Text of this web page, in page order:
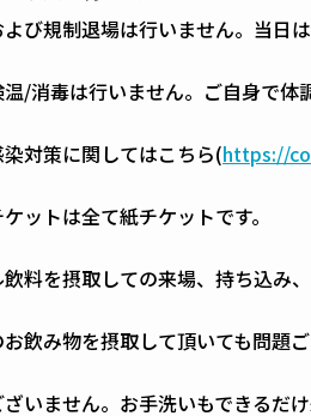
び規制退場は行いません。当日
/消毒は行いません。ご自身で体
対策に関してはこちら(https://
ットは全て紙チケットです。
料を摂取しての来場、持ち込み
飲み物を摂取して頂いても問題
いません。お手洗いもできるだ